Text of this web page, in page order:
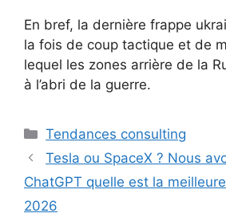
En bref, la dernière frappe
la fois de coup tactique et de
lequel les zones arrière de la
à l’abri de la guerre.
Catégories
Tendances consulting
Tesla ou SpaceX ? Nous
ChatGPT quelle est la
2026